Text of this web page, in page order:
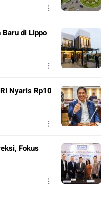
di Lippo
Nyaris Rp10
Fokus